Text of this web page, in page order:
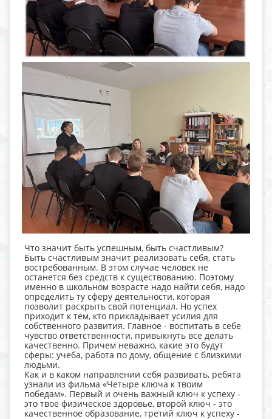
Что значит быть успешным, быть счастливым?
Быть счастливым значит реализовать себя, стать
востребованным. В этом случае человек не
останется без средств к существованию. Поэтому
именно в школьном возрасте надо найти себя, надо
определить ту сферу деятельности, которая
позволит раскрыть свой потенциал. Но успех
приходит к тем, кто прикладывает усилия для
собственного развития. Главное - воспитать в себе
чувство ответственности, привыкнуть все делать
качественно. Причем неважно, какие это будут
сферы: учеба, работа по дому, общение с близкими
людьми.
Как и в каком направлении себя развивать, ребята
узнали из фильма «Четыре ключа к твоим
победам». Первый и очень важный ключ к успеху -
это твое физическое здоровье, второй ключ - это
качественное образование, третий ключ к успеху -